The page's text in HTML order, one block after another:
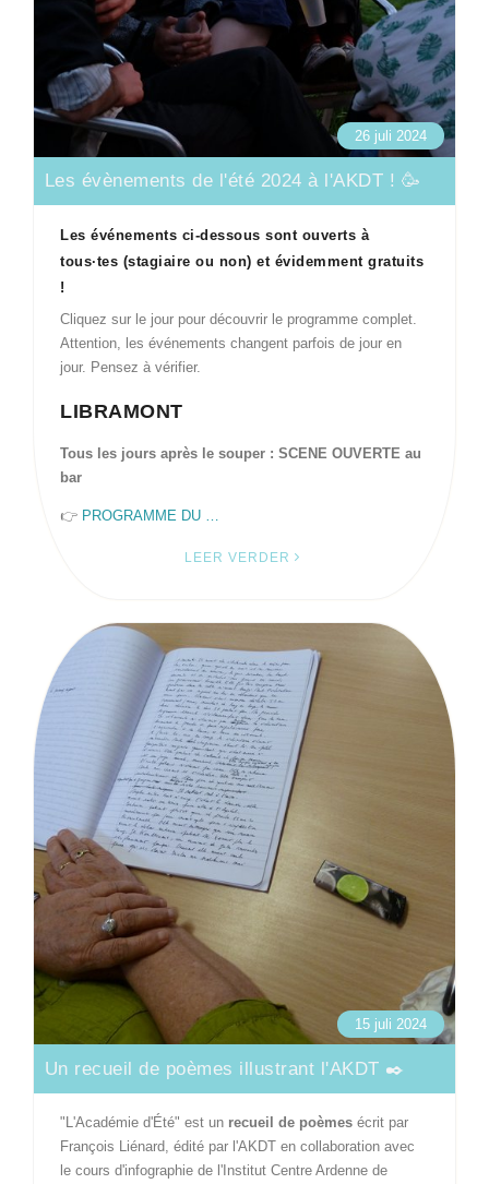
26 juli 2024
Les évènements de l'été 2024 à l'AKDT ! 🥳
Les événements ci-dessous sont ouverts à
tous·tes (stagiaire ou non) et évidemment gratuits
!
Cliquez sur le jour pour découvrir le programme complet.
Attention, les événements changent parfois de jour en
jour. Pensez à vérifier.
LIBRAMONT
Tous les jours après le souper : SCENE OUVERTE au
bar
👉 PROGRAMME DU …
LEER VERDER
15 juli 2024
Un recueil de poèmes illustrant l'AKDT ✒️
"L'Académie d'Été" est un recueil de poèmes écrit par
François Liénard, édité par l'AKDT en collaboration avec
le cours d'infographie de l'Institut Centre Ardenne de